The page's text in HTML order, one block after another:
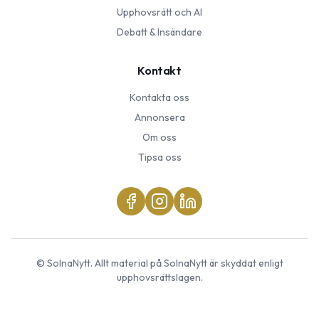
Upphovsrätt och AI
Debatt & Insändare
Kontakt
Kontakta oss
Annonsera
Om oss
Tipsa oss
© SolnaNytt. Allt material påSolnaNyttär skyddat enligt
upphovsrättslagen.